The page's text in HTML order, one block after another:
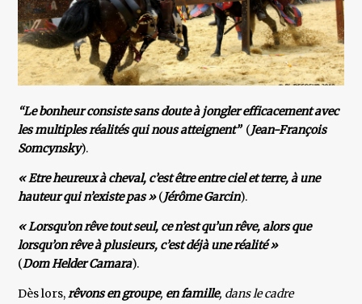
“Le bonheur consiste sans doute à jongler efficacement avec
les multiples réalités qui nous atteignent”(Jean-François
Somcynsky).
« Etre heureux à cheval, c’est être entre ciel et terre, à une
hauteur qui n’existe pas »(Jérôme Garcin).
« Lorsqu’on rêve tout seul, ce n’est qu’un rêve, alors que
lorsqu’on rêve à plusieurs, c’est déjà une réalité »
(Dom Helder Camara).
Dès lors,rêvons en groupe, en famille, dans le cadre